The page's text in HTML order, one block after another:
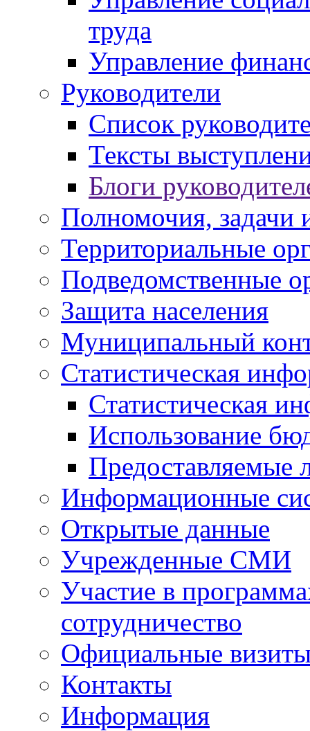
труда
Управление
Руководители
Список
Тексты
Блоги
Полномочия, задачи
Территориальные
Подведомственные
Защита населения
Муниципальный
Статистическая
Статистическая
Использование
Предоставляемые
Информационные
Открытые данные
Учрежденные СМИ
Участие в
сотрудничество
Официальные
Контакты
Информация